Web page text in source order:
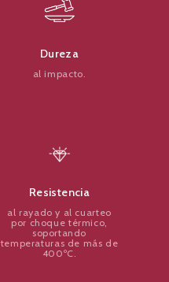
Dureza
al impacto.
Resistencia
al rayado y al cuarteo
por choque térmico,
soportando
temperaturas de más de
400ºC.